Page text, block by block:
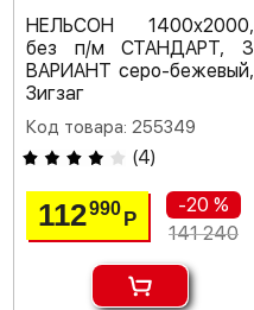
НЕЛЬСОН 1400х2000,
без п/м СТАНДАРТ, 3
ВАРИАНТ серо-бежевый,
Зигзаг
Код товара: 255349
(4)
112990Р
-20 %
141 240